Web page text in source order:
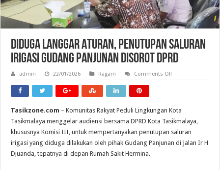
Diduga Langgar Aturan, Penutupan Saluran
Irigasi Gudang Panjunan Disorot DPRD
admin 22/01/2026 Ragam Comments Offon
Irigasi
Gudang
Panjunan
Disorot
Tasikzone.com – Komunitas Rakyat Peduli Lingkungan Kota
Tasikmalaya menggelar audiensi bersama DPRD Kota Tasikmalaya,
khususnya Komisi III, untuk mempertanyakan penutupan saluran
irigasi yang diduga dilakukan oleh pihak Gudang Panjunan di Jalan Ir H
Djuanda, tepatnya di depan Rumah Sakit Hermina.